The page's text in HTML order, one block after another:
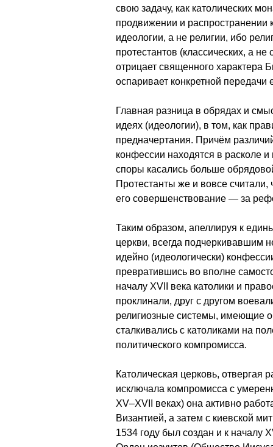
свою задачу, как католических
продвижении и распространении
идеологии, а не религии, ибо
протестантов (классических, а
отрицает священного характера
оспаривает конкретной передачи
Главная разница в обрядах и
идеях (идеологии), в том, как
предначертания. Причём
конфессии находятся в расколе
споры касались больше
Протестанты же и вовсе считали,
его совершенствование — за
Таким образом, апеллируя к
церкви, всегда подчеркивавшим
идейно (идеологически)
превратившись во вполне
началу XVII века католики и
проклинали, друг с другом
религиозные системы, имеющие
сталкивались с католиками на
политического компромисса.
Католическая церковь, отвергая
исключала компромисса с
XV–XVII веках) она активно
Византией, а затем с киевской
1534 году был создан и к началу